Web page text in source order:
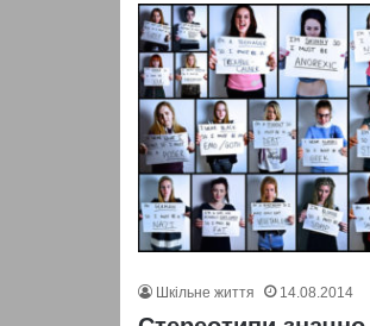
Шкільне життя 14.08.2014